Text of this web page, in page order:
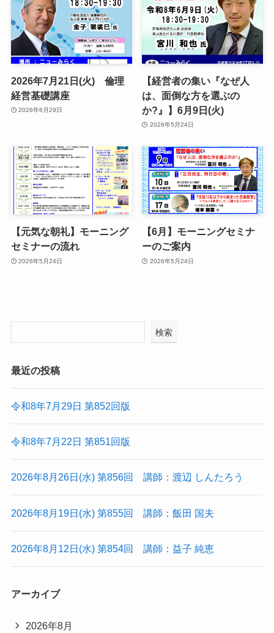
2026年7月21日(火) 倫理
経営基礎講座
2026年6月29日
【経営者の集い『なぜ人
は、面倒な方を選ぶの
か?』】6月9日(火)
2026年5月24日
【元気な朝礼】モーニング
セミナーの流れ
2026年5月24日
【6月】モーニングセミナ
ーのご案内
2026年5月24日
検索
最近の投稿
令和8年7月29日 第852回版
令和8年7月22日 第851回版
2026年8月26日(水) 第856回 講師：渡辺 しんたろう
2026年8月19日(水) 第855回 講師：飯田 国夫
2026年8月12日(水) 第854回 講師：益子 純恵
アーカイブ
2026年8月